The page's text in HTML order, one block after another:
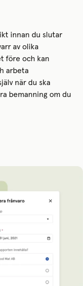
innan du slutar
av olika
före och kan
arbeta
när du ska
bemanning om du